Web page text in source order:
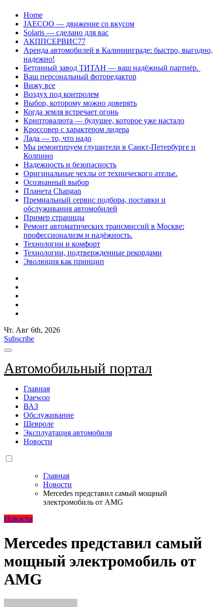
Перейти
содержанию
Home
JAECOO — движение со вкусом
Solaris — сделано для вас
АКППСЕРВИС77
Аренда автомобилей в Калининграде: быстро, выгодно,
надежно!
Бетонный завод ТИТАН — ваш надёжный партнёр.
Ваш персональный фоторедактор
Вижу все
Воздух под контролем
Выбор, которому можно доверять
Когда земля встречает огонь
Криптовалюта — будущее, которое уже настало
Кроссовер с характером лидера
Лада — то, что надо
Мы ремонтируем глушители в Санкт-Петербурге и
Колпино
Надежность и безопасность
Оригинальные чехлы от технического ателье.
Осознанный выбор
Планета Changan
Премиальный сервис подбора, поставки и
обслуживания автомобилей
Пример страницы
Ремонт автоматических трансмиссий в Москве:
профессионализм и надёжность.
Технологии и комфорт
Технологии, подтвержденные рекордами
Эволюция как принцип
Чт. Авг 6th, 2026
Subscribe
Автомобильный портал
Главная
Daewoo
ВАЗ
Обслуживание
Шевроле
Эксплуатация автомобиля
Новости
Главная
Новости
Mercedes представил самый мощный
электромобиль от AMG
Новости
Mercedes представил самый
мощный электромобиль от
AMG